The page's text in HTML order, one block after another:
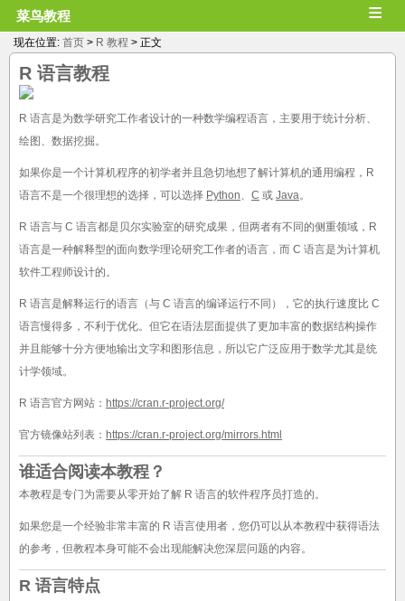
菜鸟教程 ≡
现在位置: 首页 > R 教程 > 正文
R 语言教程
R 语言是为数学研究工作者设计的一种数学编程语言，主要用于统计分析、
绘图、数据挖掘。
如果你是一个计算机程序的初学者并且急切地想了解计算机的通用编程，R
语言不是一个很理想的选择，可以选择 Python、 C 或 Java。
R 语言与 C 语言都是贝尔实验室的研究成果，但两者有不同的侧重领域，R
语言是一种解释型的面向数学理论研究工作者的语言，而 C 语言是为计算机
软件工程师设计的。
R 语言是解释运行的语言（与 C 语言的编译运行不同），它的执行速度比 C
语言慢得多，不利于优化。但它在语法层面提供了更加丰富的数据结构操作
并且能够十分方便地输出文字和图形信息，所以它广泛应用于数学尤其是统
计学领域。
R 语言官方网站： https://cran.r-project.org/
官方镜像站列表： https://cran.r-project.org/mirrors.html
谁适合阅读本教程？
本教程是专门为需要从零开始了解 R 语言的软件程序员打造的。
如果您是一个经验非常丰富的 R 语言使用者，您仍可以从本教程中获得语法
的参考，但教程本身可能不会出现能解决您深层问题的内容。
R 语言特点